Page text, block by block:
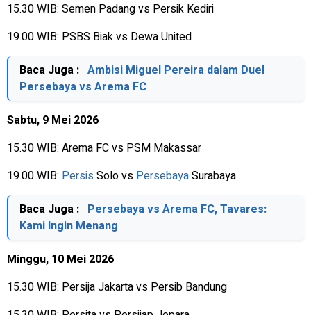
15.30 WIB: Semen Padang vs Persik Kediri
19.00 WIB: PSBS Biak vs Dewa United
Baca Juga : Ambisi Miguel Pereira dalam Duel
Persebaya vs Arema FC
Sabtu, 9 Mei 2026
15.30 WIB: Arema FC vs PSM Makassar
19.00 WIB: Persis Solo vs PersebayaSurabaya
Baca Juga : Persebaya vs Arema FC, Tavares:
Kami Ingin Menang
Minggu, 10 Mei 2026
15.30 WIB: Persija Jakarta vs Persib Bandung